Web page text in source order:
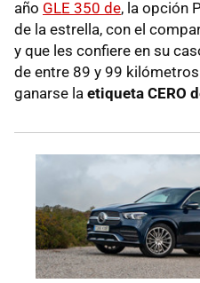
año GLE 350 de, la opción
de la estrella, con el
y que les confiere en su
de entre 89 y 99
ganarse la etiqueta CERO